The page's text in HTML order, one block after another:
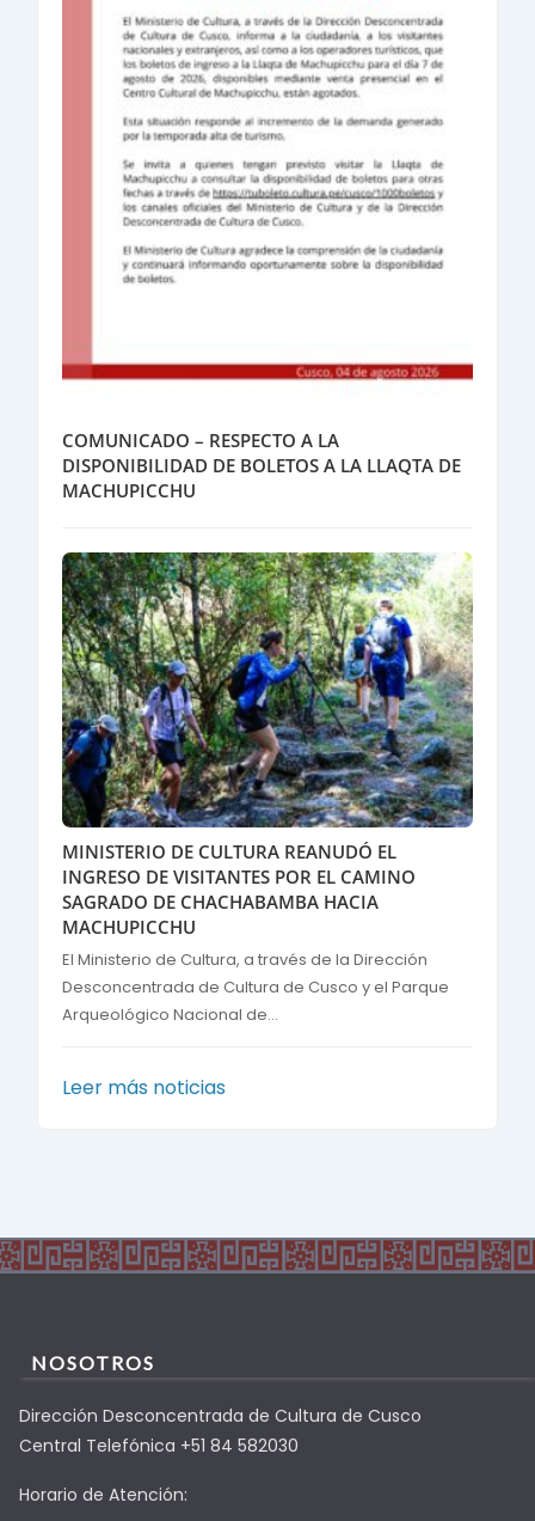
COMUNICADO – RESPECTO A LA
DISPONIBILIDAD DE BOLETOS A LA LLAQTA DE
MACHUPICCHU
MINISTERIO DE CULTURA REANUDÓ EL
INGRESO DE VISITANTES POR EL CAMINO
SAGRADO DE CHACHABAMBA HACIA
MACHUPICCHU
El Ministerio de Cultura, a través de la Dirección
Desconcentrada de Cultura de Cusco y el Parque
Arqueológico Nacional de...
Leer más noticias
NOSOTROS
Dirección Desconcentrada de Cultura de Cusco
Central Telefónica +51 84 582030
Horario de Atención: